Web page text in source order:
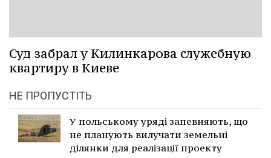
Суд забрал у Килинкарова служебную
квартиру в Киеве
НЕ ПРОПУСТІТЬ
У польському уряді запевняють, що
не планують вилучати земельні
ділянки для реалізації проекту